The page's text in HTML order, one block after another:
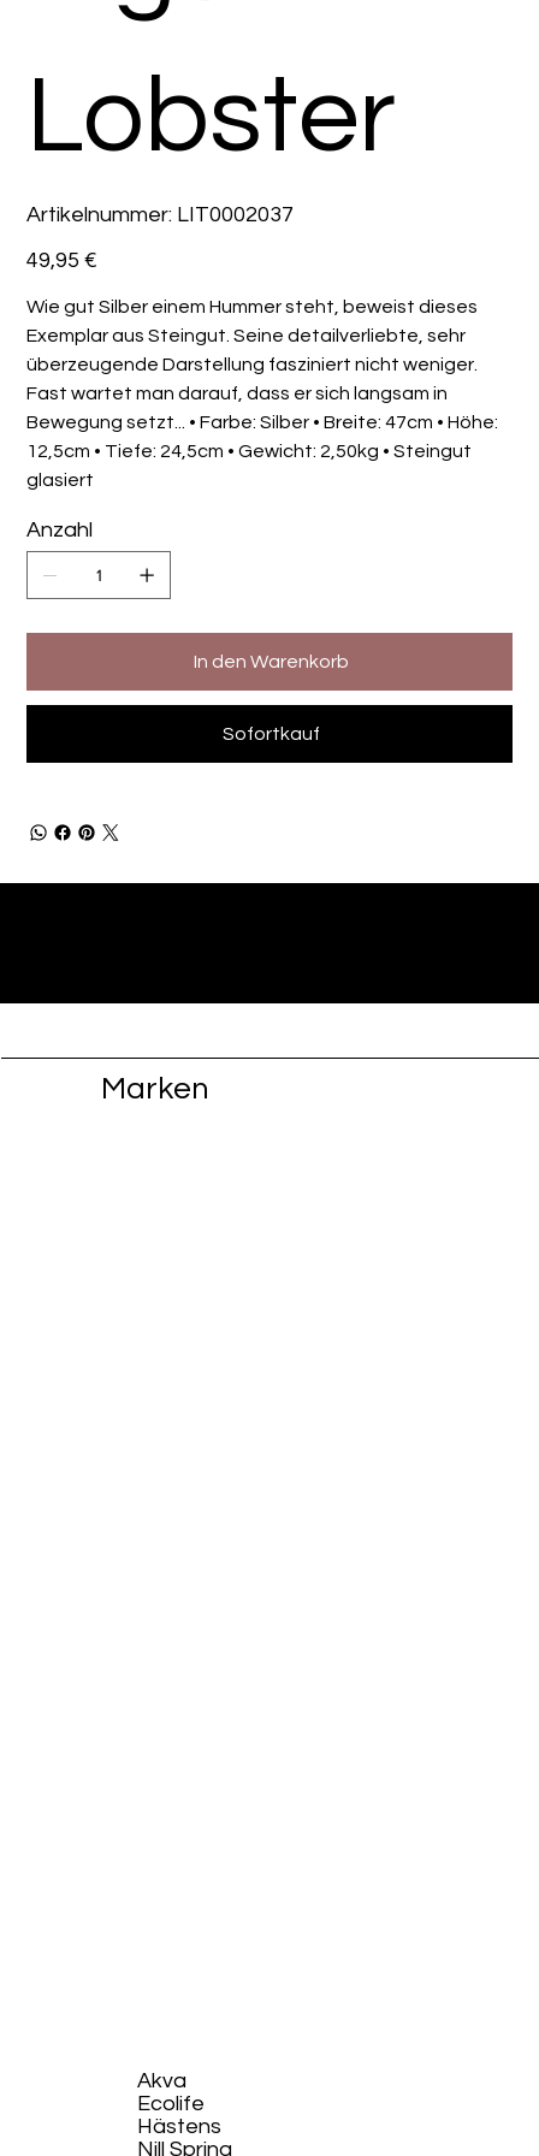
Lobster
Artikelnummer: Artikelnummer:
LIT0002037
LIT0002037
Preis
49,95 €
Wie gut Silber einem Hummer steht, beweist dieses
Exemplar aus Steingut. Seine detailverliebte, sehr
überzeugende Darstellung fasziniert nicht weniger.
Fast wartet man darauf, dass er sich langsam in
Bewegung setzt... • Farbe: Silber • Breite: 47cm • Höhe:
12,5cm • Tiefe: 24,5cm • Gewicht: 2,50kg • Steingut
glasiert
Anzahl
In den Warenkorb
Sofortkauf
Marken
Akva
Ecolife​
Hästens
Nill Spring